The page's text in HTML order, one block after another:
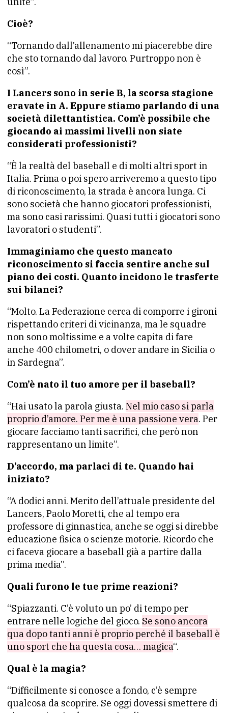
Cioè?
“Tornando dall’allenamento mi piacerebbe dire
che sto tornando dal lavoro. Purtroppo non è
così”.
I Lancers sono in serie B, la scorsa stagione
eravate in A. Eppure stiamo parlando di una
società dilettantistica. Com’è possibile che
giocando ai massimi livelli non siate
considerati professionisti?
“È la realtà del baseball e di molti altri sport in
Italia. Prima o poi spero arriveremo a questo tipo
di riconoscimento, la strada è ancora lunga. Ci
sono società che hanno giocatori professionisti,
ma sono casi rarissimi. Quasi tutti i giocatori sono
lavoratori o studenti”.
Immaginiamo che questo mancato
riconoscimento si faccia sentire anche sul
piano dei costi. Quanto incidono le trasferte
sui bilanci?
“Molto. La Federazione cerca di comporre i gironi
rispettando criteri di vicinanza, ma le squadre
non sono moltissime e a volte capita di fare
anche 400 chilometri, o dover andare in Sicilia o
in Sardegna”.
Com’è nato il tuo amore per il baseball?
“Hai usato la parola giusta. Nel mio caso si parla
proprio d’amore. Per me è una passione vera. Per
giocare facciamo tanti sacrifici, che però non
rappresentano un limite”.
D’accordo, ma parlaci di te. Quando hai
iniziato?
“A dodici anni. Merito dell’attuale presidente del
Lancers, Paolo Moretti, che al tempo era
professore di ginnastica, anche se oggi si direbbe
educazione fisica o scienze motorie. Ricordo che
ci faceva giocare a baseball già a partire dalla
prima media”.
Quali furono le tue prime reazioni?
“Spiazzanti. C’è voluto un po’ di tempo per
entrare nelle logiche del gioco. Se sono ancora
qua dopo tanti anni è proprio perché il baseball è
uno sport che ha questa cosa… magica“.
Qual è la magia?
“Difficilmente si conosce a fondo, c’è sempre
qualcosa da scoprire. Se oggi dovessi smettere di